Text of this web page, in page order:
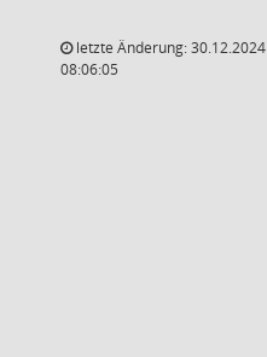
letzte Änderung: 30.12.2024
08:06:05